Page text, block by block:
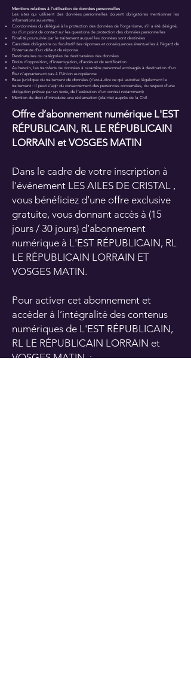
Mentions relatives à l’utilisation de données personnelles
Les sites qui utilisent des données personnelles doivent obligatoires mentionner les
informations suivantes :
Coordonnées du délégué à la protection des données de l’organisme, s’il a été désigné,
ou d’un point de contact sur les questions de protection des données personnelles
Finalité poursuivie par le traitement auquel les données sont destinées
Caractère obligatoire ou facultatif des réponses et conséquences éventuelles à l’égard de
l’internaute d’un défaut de réponse
Destinataires ou catégories de destinataires des données
Droits d’opposition, d’interrogation, d’accès et de rectification
Au besoin, les transferts de données à caractère personnel envisagés à destination d’un
État n’appartenant pas à l’Union européenne
Base juridique du traitement de données (c’est-à-dire ce qui autorise légalement le
traitement : il peut s’agir du consentement des personnes concernées, du respect d’une
obligation prévue par un texte, de l’exécution d’un contrat notamment)
Mention du droit d’introduire une réclamation (plainte) auprès de la Cnil
Offre d’abonnement numérique L'EST
RÉPUBLICAIN, RL LE RÉPUBLICAIN
LORRAIN et VOSGES MATIN
Dans le cadre de votre inscription à
l'événement LES AILES DE CRISTAL ,
vous bénéficiez d’une offre exclusive
gratuite, vous donnant accès à (15
jours / 30 jours) d’abonnement
numérique à L'EST RÉPUBLICAIN, RL
LE RÉPUBLICAIN LORRAIN ET
VOSGES MATIN.
Pour activer cet abonnement et
accéder à l’intégralité des contenus
numériques de L'EST RÉPUBLICAIN,
RL LE RÉPUBLICAIN LORRAIN et
VOSGES MATIN :